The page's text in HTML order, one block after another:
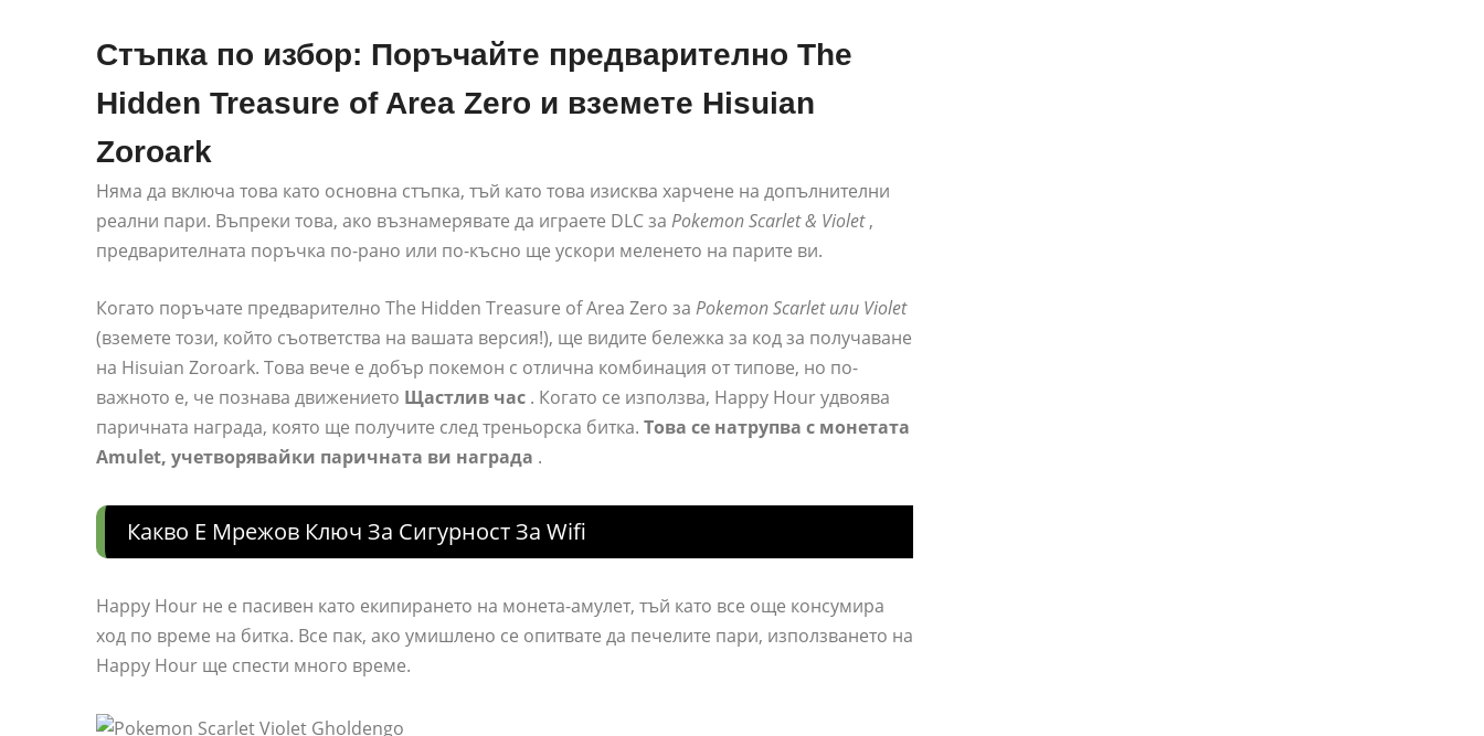
Стъпка по избор: Поръчайте предварително The
Hidden Treasure of Area Zero и вземете Hisuian
Zoroark
Няма да включа това като основна стъпка, тъй като това изисква харчене на допълнителни
реални пари. Въпреки това, ако възнамерявате да играете DLC за Pokemon Scarlet & Violet,
предварителната поръчка по-рано или по-късно ще ускори меленето на парите ви.
Когато поръчате предварително The Hidden Treasure of Area Zero за Pokemon Scarlet или Violet
(вземете този, който съответства на вашата версия!), ще видите бележка за код за получаване
на Hisuian Zoroark. Това вече е добър покемон с отлична комбинация от типове, но по-
важното е, че познава движението Щастлив час . Когато се използва, Happy Hour удвоява
паричната награда, която ще получите след треньорска битка. Това се натрупва с монетата
Amulet, учетворявайки паричната ви награда .
Какво Е Мрежов Ключ За Сигурност За Wifi
Happy Hour не е пасивен като екипирането на монета-амулет, тъй като все още консумира
ход по време на битка. Все пак, ако умишлено се опитвате да печелите пари, използването на
Happy Hour ще спести много време.